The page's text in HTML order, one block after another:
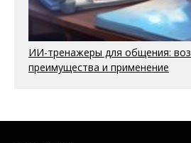
ИИ-тренажеры для общения:
преимущества и применение